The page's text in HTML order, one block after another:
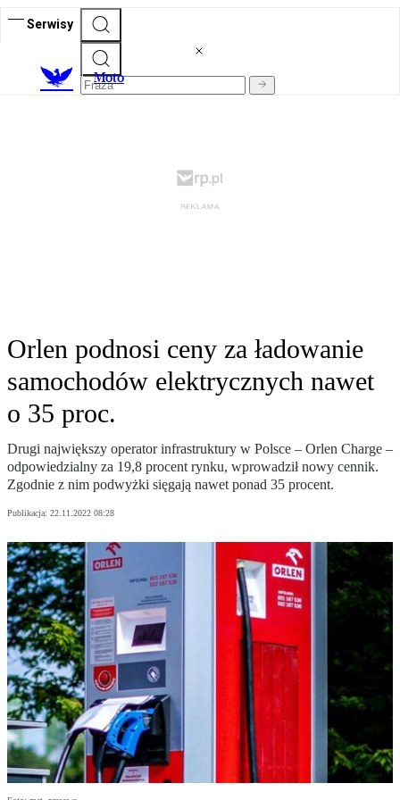
Serwisy
Moto
Orlen podnosi ceny za ładowanie
samochodów elektrycznych nawet
o 35 proc.
Drugi największy operator infrastruktury w Polsce – Orlen Charge –
odpowiedzialny za 19,8 procent rynku, wprowadził nowy cennik.
Zgodnie z nim podwyżki sięgają nawet ponad 35 procent.
Publikacja: 22.11.2022 08:28